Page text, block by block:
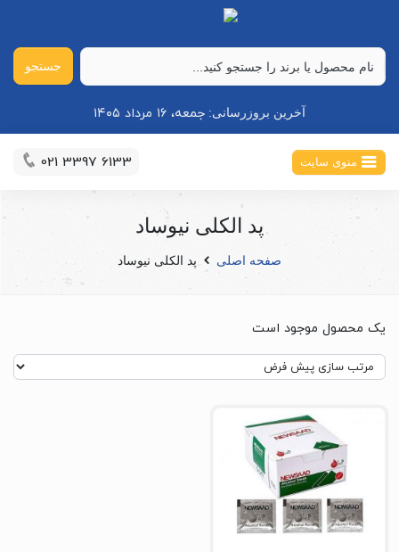
جستجو
آخرین بروزرسانی: جمعه، ۱۶ مرداد ۱۴۰۵
منوی سایت 021 3397 6133
پد الکلی نیوساد
صفحه اصلی پد الکلی نیوساد
یک محصول موجود است